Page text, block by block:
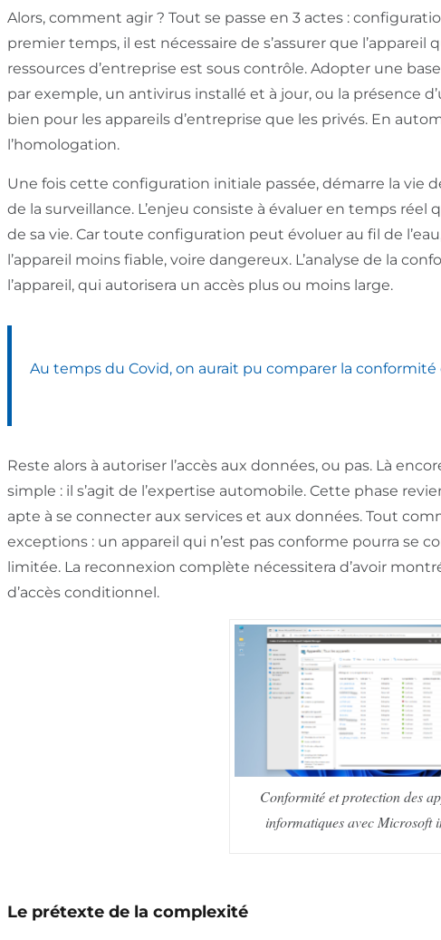
Alors, comment agir ? Tout se passe en 3 actes :
premier temps, il est nécessaire de s’assurer que l’appareil
ressources d’entreprise est sous contrôle. Adopter une
par exemple, un antivirus installé et à jour, ou la présence
bien pour les appareils d’entreprise que les privés. En
l’homologation.
Une fois cette configuration initiale passée, démarre la vie
de la surveillance. L’enjeu consiste à évaluer en temps
de sa vie. Car toute configuration peut évoluer au fil de
l’appareil moins fiable, voire dangereux. L’analyse de la
l’appareil, qui autorisera un accès plus ou moins large.
Au temps du Covid, on aurait pu comparer la conformité
Reste alors à autoriser l’accès aux données, ou pas. Là
simple : il s’agit de l’expertise automobile. Cette phase
apte à se connecter aux services et aux données. Tout
exceptions : un appareil qui n’est pas conforme pourra se
limitée. La reconnexion complète nécessitera d’avoir
d’accès conditionnel.
Conformité et protection des
informatiques avec Microsoft
Le prétexte de la complexité